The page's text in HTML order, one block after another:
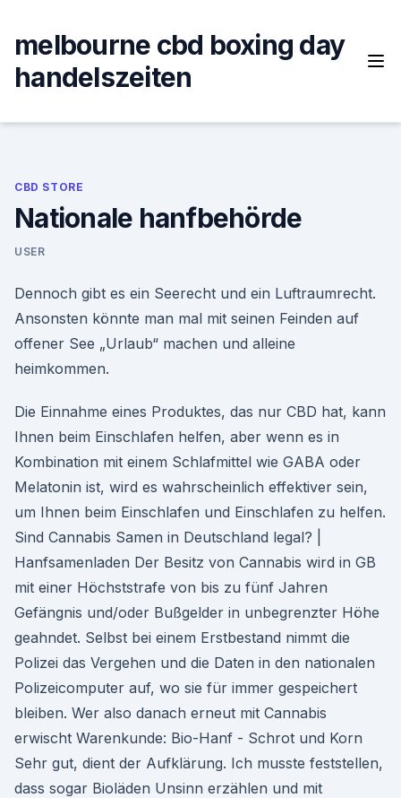
content
melbourne cbd boxing day
handelszeiten
CBD STORE
Nationale hanfbehörde
USER
Dennoch gibt es ein Seerecht und ein Luftraumrecht.
Ansonsten könnte man mal mit seinen Feinden auf
offener See „Urlaub“ machen und alleine
heimkommen.
Die Einnahme eines Produktes, das nur CBD hat, kann
Ihnen beim Einschlafen helfen, aber wenn es in
Kombination mit einem Schlafmittel wie GABA oder
Melatonin ist, wird es wahrscheinlich effektiver sein,
um Ihnen beim Einschlafen und Einschlafen zu helfen.
Sind Cannabis Samen in Deutschland legal? |
Hanfsamenladen Der Besitz von Cannabis wird in GB
mit einer Höchststrafe von bis zu fünf Jahren
Gefängnis und/oder Bußgelder in unbegrenzter Höhe
geahndet. Selbst bei einem Erstbestand nimmt die
Polizei das Vergehen und die Daten in den nationalen
Polizeicomputer auf, wo sie für immer gespeichert
bleiben. Wer also danach erneut mit Cannabis
erwischt Warenkunde: Bio-Hanf - Schrot und Korn
Sehr gut, dient der Aufklärung. Ich musste feststellen,
dass sogar Bioläden Unsinn erzählen und mit